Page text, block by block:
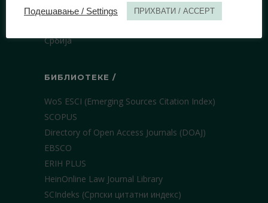
Булевар краља Александра 67
Србија
БИБЛИОТЕКЕ /
WoS ESCI (Emerging Sources Citation Index)
SCOPUS
Directory of Open Access Journals (DOAJ)
EBSCO
ERIH PLUS
HeinOnline Law Journal Library
SCIndeks (Српски цитатни индекс)
Подешавање / Settings ПРИХВАТИ / ACCEPT